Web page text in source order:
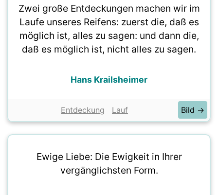
Zwei große Entdeckungen machen wir im
Laufe unseres Reifens: zuerst die, daß es
möglich ist, alles zu sagen: und dann die,
daß es möglich ist, nicht alles zu sagen.
Hans Krailsheimer
Entdeckung Lauf Bild →
Ewige Liebe: Die Ewigkeit in Ihrer
vergänglichsten Form.